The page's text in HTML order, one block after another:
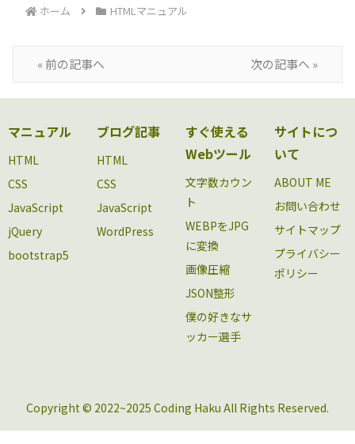
ホーム HTMLマニュアル
« 前の記事へ 次の記事へ »
マニュアル
HTML
CSS
JavaScript
jQuery
bootstrap5
ブログ記事
HTML
CSS
JavaScript
WordPress
すぐ使える
Webツール
文字数カウン
ト
WEBPをJPG
に変換
画像圧縮
JSON整形
僕の好きなサ
ッカー選手
サイトにつ
いて
ABOUT ME
お問い合わせ
サイトマップ
プライバシー
ポリシー
Copyright © 2022~2025 Coding Haku All Rights Reserved.